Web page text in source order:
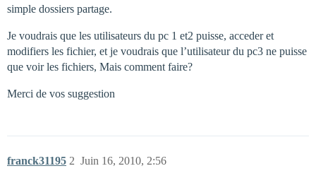
simple dossiers partage.
Je voudrais que les utilisateurs du pc 1 et2 puisse, acceder et
modifiers les fichier, et je voudrais que l’utilisateur du pc3 ne puisse
que voir les fichiers, Mais comment faire?
Merci de vos suggestion
franck31195 Juin 16, 2010, 2:56
2